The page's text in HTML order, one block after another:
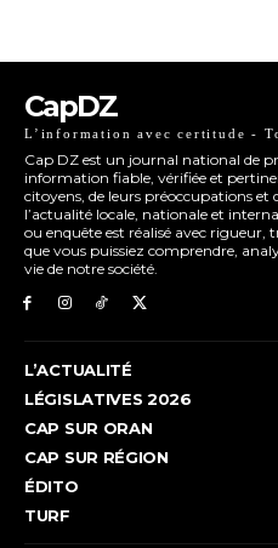
CapDZ
L’information avec certitude -
Cap DZ est un journal national de
information fiable, vérifiée et
citoyens, de leurs préoccupations
l’actualité locale, nationale et
ou enquête est réalisé avec rigueur,
que vous puissiez comprendre,
vie de notre société.
L’ACTUALITÉ
LÉGISLATIVES 2026
CAP SUR ORAN
CAP SUR RÉGION
ÉDITO
TURF